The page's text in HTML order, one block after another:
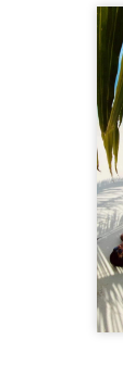
Au
eux,